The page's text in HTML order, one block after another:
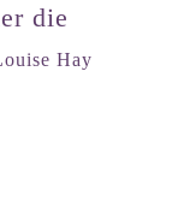
die
Hay